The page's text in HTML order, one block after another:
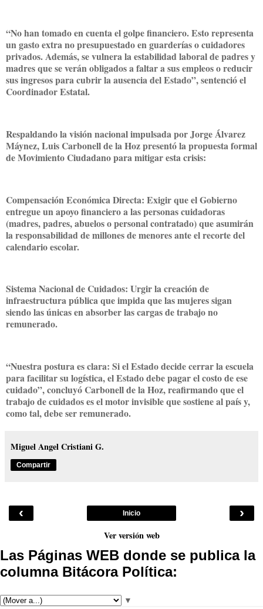
“No han tomado en cuenta el golpe financiero. Esto representa
un gasto extra no presupuestado en guarderías o cuidadores
privados. Además, se vulnera la estabilidad laboral de padres y
madres que se verán obligados a faltar a sus empleos o reducir
sus ingresos para cubrir la ausencia del Estado”, sentenció el
Coordinador Estatal.
Respaldando la visión nacional impulsada por Jorge Álvarez
Máynez, Luis Carbonell de la Hoz presentó la propuesta formal
de Movimiento Ciudadano para mitigar esta crisis:
Compensación Económica Directa: Exigir que el Gobierno
entregue un apoyo financiero a las personas cuidadoras
(madres, padres, abuelos o personal contratado) que asumirán
la responsabilidad de millones de menores ante el recorte del
calendario escolar.
Sistema Nacional de Cuidados: Urgir la creación de
infraestructura pública que impida que las mujeres sigan
siendo las únicas en absorber las cargas de trabajo no
remunerado.
“Nuestra postura es clara: Si el Estado decide cerrar la escuela
para facilitar su logística, el Estado debe pagar el costo de ese
cuidado”, concluyó Carbonell de la Hoz, reafirmando que el
trabajo de cuidados es el motor invisible que sostiene al país y,
como tal, debe ser remunerado.
Miguel Angel Cristiani G.
Compartir
‹ ›
Inicio
Ver versión web
Las Páginas WEB donde se publica la
columna Bitácora Política:
▼